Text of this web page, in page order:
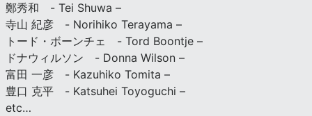
鄭秀和 - Tei Shuwa –
寺山 紀彦 - Norihiko Terayama –
トード・ボーンチェ - Tord Boontje –
ドナウィルソン - Donna Wilson –
富田 一彦 - Kazuhiko Tomita –
豊口 克平 - Katsuhei Toyoguchi –
etc…